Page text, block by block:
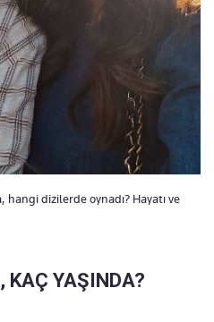
hangi dizilerde oynadı? Hayatı ve
KAÇ YAŞINDA?